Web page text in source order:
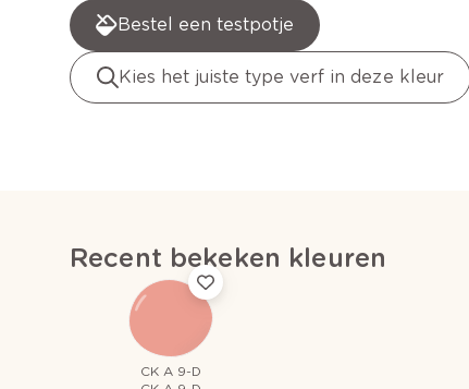
Bestel een testpotje
Kies het juiste type verf in deze kleur
Recent bekeken kleuren
CK A 9-D